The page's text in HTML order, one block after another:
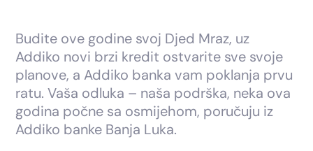
Budite ove godine svoj Djed Mraz, uz
Addiko novi brzi kredit ostvarite sve svoje
planove, a Addiko banka vam poklanja prvu
ratu. Vaša odluka – naša podrška, neka ova
godina počne sa osmijehom, poručuju iz
Addiko banke Banja Luka.